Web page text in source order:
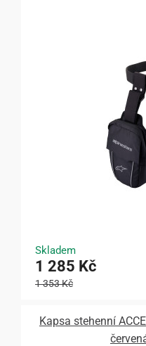
Skladem
1 285 Kč
1 353 Kč
Kapsa stehenní